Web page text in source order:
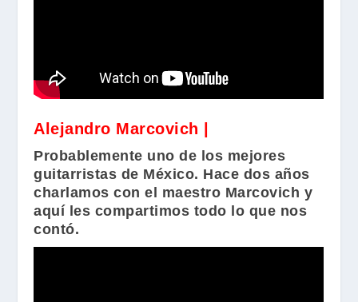
Alejandro Marcovich |
Probablemente uno de los mejores
guitarristas de México. Hace dos años
charlamos con el maestro Marcovich y
aquí les compartimos todo lo que nos
contó.